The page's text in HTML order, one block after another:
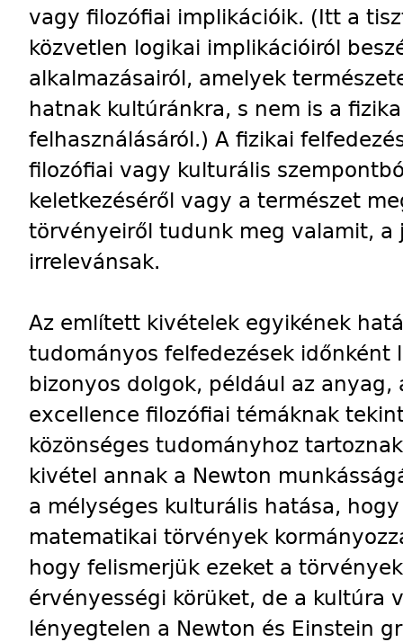
vagy filozófiai implikációik. (Itt a
közvetlen logikai implikációiról
alkalmazásairól, amelyek
hatnak kultúránkra, s nem is a
felhasználásáról.) A fizikai
filozófiai vagy kulturális
keletkezéséről vagy a természet
törvényeiről tudunk meg valamit, a
irrelevánsak.
Az említett kivételek egyikének
tudományos felfedezések időnként
bizonyos dolgok, például az
excellence filozófiai témáknak
közönséges tudományhoz
kivétel annak a Newton
a mélységes kulturális hatása,
matematikai törvények
hogy felismerjük ezeket a
érvényességi körüket, de a kultúra
lényegtelen a Newton és Einstein